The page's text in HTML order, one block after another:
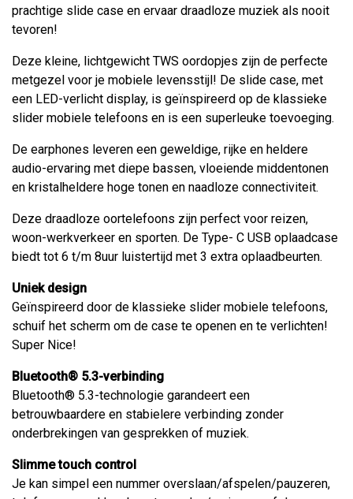
prachtige slide case en ervaar draadloze muziek als nooit
tevoren!
Deze kleine, lichtgewicht TWS oordopjes zijn de perfecte
metgezel voor je mobiele levensstijl! De slide case, met
een LED-verlicht display, is geïnspireerd op de klassieke
slider mobiele telefoons en is een superleuke toevoeging.
De earphones leveren een geweldige, rijke en heldere
audio-ervaring met diepe bassen, vloeiende middentonen
en kristalheldere hoge tonen en naadloze connectiviteit.
Deze draadloze oortelefoons zijn perfect voor reizen,
woon-werkverkeer en sporten. De Type- C USB oplaadcase
biedt tot 6 t/m 8uur luistertijd met 3 extra oplaadbeurten.
Uniek design
Geïnspireerd door de klassieke slider mobiele telefoons,
schuif het scherm om de case te openen en te verlichten!
Super Nice!
Bluetooth® 5.3-verbinding
Bluetooth® 5.3-technologie garandeert een
betrouwbaardere en stabielere verbinding zonder
onderbrekingen van gesprekken of muziek.
Slimme touch control
Je kan simpel een nummer overslaan/afspelen/pauzeren,